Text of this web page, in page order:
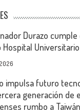
Durazo
Hospital
impulsa futuro
generación de
rumbo a Taiwán